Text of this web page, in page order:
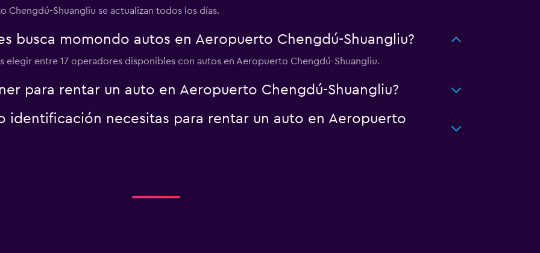
Chengdú-Shuangliu se actualizan todos los días.
busca momondo autos en Aeropuerto Chengdú-Shuangliu?
elegir entre 17 operadores disponibles con autos en Aeropuerto Chengdú-Shuangliu.
para rentar un auto en Aeropuerto Chengdú-Shuangliu?
identificación necesitas para rentar un auto en Aeropuerto